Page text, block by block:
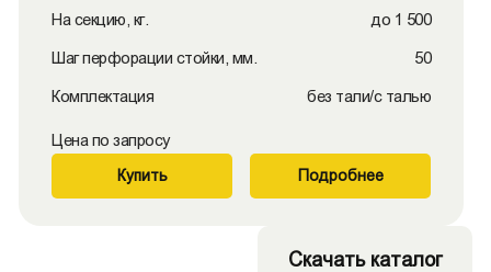
На секцию, кг. до 1 500
Шаг перфорации стойки, мм. 50
Комплектация без тали/с талью
Цена по запросу
Купить Подробнее
Скачать каталог